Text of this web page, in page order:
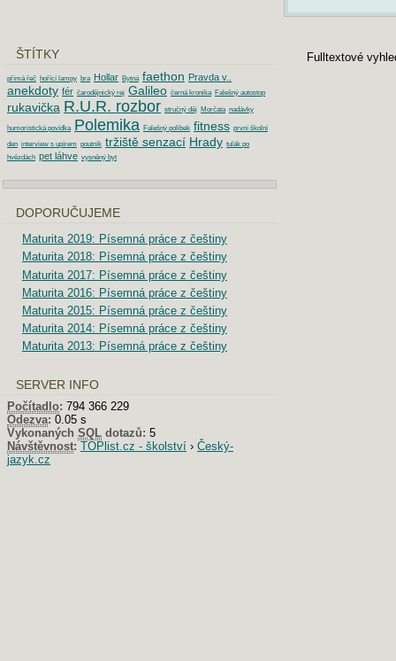
Fulltextové
ŠTÍTKY
přímá řeč hořící lampy bra Hollar Bytná faethon Pravda v..
anekdoty fér čarodějnický rej Galileo černá kronika Falešný autostop
rukavička R.U.R. rozbor stručný děj Morčata nadávky
humoristická povídka Polemika Falešný polibek fitness první školní
den interview s upírem poutník tržiště senzací Hrady tulák po
hvězdách pet láhve vysněný byt
DOPORUČUJEME
Maturita 2019: Písemná práce z češtiny
Maturita 2018: Písemná práce z češtiny
Maturita 2017: Písemná práce z češtiny
Maturita 2016: Písemná práce z češtiny
Maturita 2015: Písemná práce z češtiny
Maturita 2014: Písemná práce z češtiny
Maturita 2013: Písemná práce z češtiny
SERVER INFO
Počítadlo: 794 366 229
Odezva: 0.05 s
Vykonaných SQL dotazů: 5
Návštěvnost: TOPlist.cz - školství › Český-
jazyk.cz